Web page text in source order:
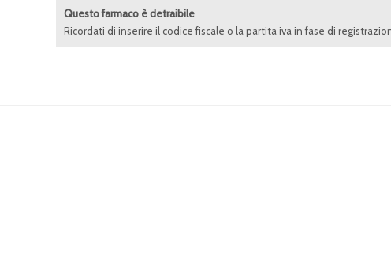
Questo farmaco è detraibile
Ricordati di inserire il codice fiscale o la partita iva in fase di